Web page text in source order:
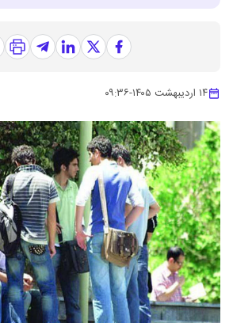
۱۴ اردیبهشت ۱۴۰۵ -۰۹:۳۶